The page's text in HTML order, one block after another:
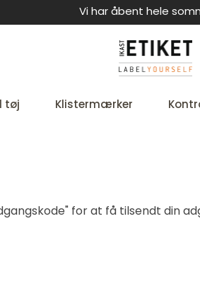
Vi har åbent hele
tøj Klistermærker
for at få tilsendt din